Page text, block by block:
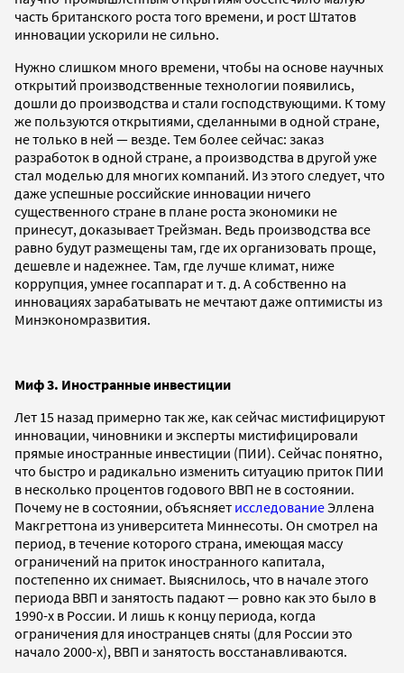
часть британского роста того времени, и рост Штатов
инновации ускорили не сильно.
Нужно слишком много времени, чтобы на основе научных
открытий производственные технологии появились,
дошли до производства и стали господствующими. К тому
же пользуются открытиями, сделанными в одной стране,
не только в ней — везде. Тем более сейчас: заказ
разработок в одной стране, а производства в другой уже
стал моделью для многих компаний. Из этого следует, что
даже успешные российские инновации ничего
существенного стране в плане роста экономики не
принесут, доказывает Трейзман. Ведь производства все
равно будут размещены там, где их организовать проще,
дешевле и надежнее. Там, где лучше климат, ниже
коррупция, умнее госаппарат и т. д. А собственно на
инновациях зарабатывать не мечтают даже оптимисты из
Минэкономразвития.
Миф 3. Иностранные инвестиции
Лет 15 назад примерно так же, как сейчас мистифицируют
инновации, чиновники и эксперты мистифицировали
прямые иностранные инвестиции (ПИИ). Сейчас понятно,
что быстро и радикально изменить ситуацию приток ПИИ
в несколько процентов годового ВВП не в состоянии.
Почему не в состоянии, объясняет исследованиеЭллена
Макгреттона из университета Миннесоты. Он смотрел на
период, в течение которого страна, имеющая массу
ограничений на приток иностранного капитала,
постепенно их снимает. Выяснилось, что в начале этого
периода ВВП и занятость падают — ровно как это было в
1990-х в России. И лишь к концу периода, когда
ограничения для иностранцев сняты (для России это
начало 2000-х), ВВП и занятость восстанавливаются.